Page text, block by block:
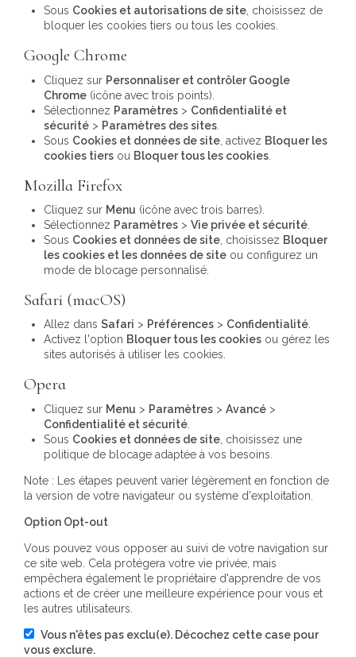
Sous Cookies et autorisations de site, choisissez de
bloquer les cookies tiers ou tous les cookies.
Google Chrome
Cliquez sur Personnaliser et contrôler Google
Chrome (icône avec trois points).
Sélectionnez Paramètres > Confidentialité et
sécurité > Paramètres des sites
Sous Cookies et données de site , activez Bloquer les
cookies tiers ou Bloquer tous les cookies
Mozilla Firefox
Cliquez sur Menu (icône avec trois barres).
Sélectionnez Paramètres >Vie privée et sécurité
Sous Cookies et données de site , choisissez Bloquer
les cookies et les données de site ou configurez un
mode de blocage personnalisé.
Safari (macOS)
Allez dansSafari > Préférences > Confidentialité.
Activez l'option Bloquer tous les cookies ou gérez les
sites autorisés à utiliser les cookies.
Opera
Cliquez sur Menu > Paramètres >Avancé >
Confidentialité et sécurité
Sous Cookies et données de site , choisissez une
politique de blocage adaptée à vos besoins.
Note : Les étapes peuvent varier légèrement en fonction de
la version de votre navigateur ou système d'exploitation.
Option Opt-out
Vous pouvez vous opposer au suivi de votre navigation sur
ce site web. Cela protégera votre vie privée, mais
empêchera également le propriétaire d'apprendre de vos
actions et de créer une meilleure expérience pour vous et
les autres utilisateurs.
Vous n'êtes pas exclu(e). Décochez cette case pour
vous exclure.